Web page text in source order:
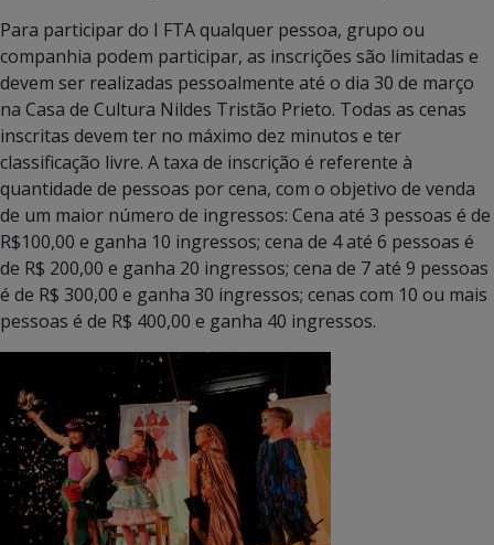
Para participar do I FTA qualquer pessoa, grupo ou
companhia podem participar, as inscrições são limitadas e
devem ser realizadas pessoalmente até o dia 30 de março
na Casa de Cultura Nildes Tristão Prieto. Todas as cenas
inscritas devem ter no máximo dez minutos e ter
classificação livre. A taxa de inscrição é referente à
quantidade de pessoas por cena, com o objetivo de venda
de um maior número de ingressos: Cena até 3 pessoas é de
R$100,00 e ganha 10 ingressos; cena de 4 até 6 pessoas é
de R$ 200,00 e ganha 20 ingressos; cena de 7 até 9 pessoas
é de R$ 300,00 e ganha 30 ingressos; cenas com 10 ou mais
pessoas é de R$ 400,00 e ganha 40 ingressos.